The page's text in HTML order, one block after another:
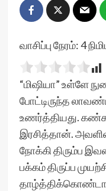
வாசிப்பு நேரம்:4
“மிஷியா” உள்ளே
போட்டிருந்த
உணர்த்தியது.
இரசித்தான்.
நோக்கி திரும்ப
பக்கம் திருப்ப